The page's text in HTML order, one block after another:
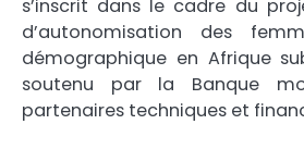
s’inscrit dans le cadre du
d’autonomisation des
démographique en Afrique
soutenu par la Banque
partenaires techniques et